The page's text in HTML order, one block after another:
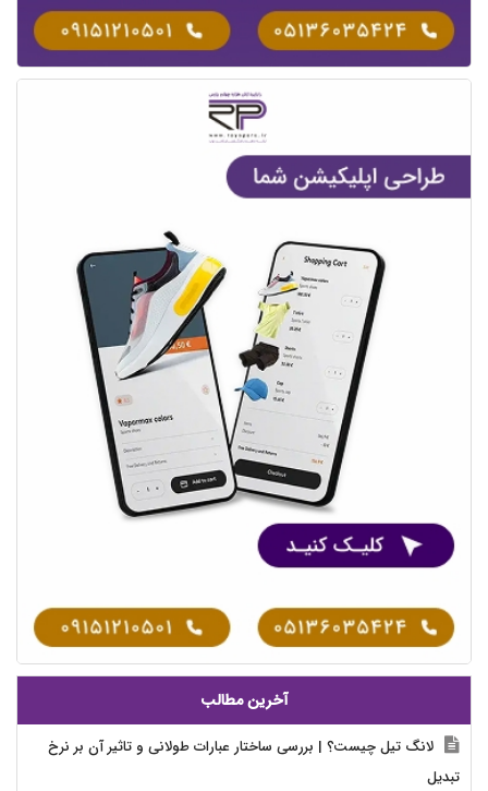
آخرین مطالب
لانگ تیل چیست؟ | بررسی ساختار عبارات طولانی و تاثیر آن بر نرخ
تبدیل